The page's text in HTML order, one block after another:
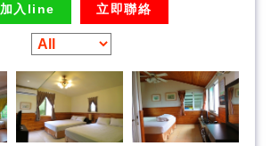
加入line 立即聯絡